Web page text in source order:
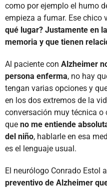
como por ejemplo el humo
empieza a fumar. Ese chico
qué lugar? Justamente en
memoria y que tienen
Al paciente con Alzheimer
persona enferma, no hay
tengan varias opciones y
en los dos extremos de la
conversación muy técnica
que no me entiende
del niño, hablarle en esa
es el lenguaje usual.
El neurólogo Conrado Estol
preventivo de Alzheimer